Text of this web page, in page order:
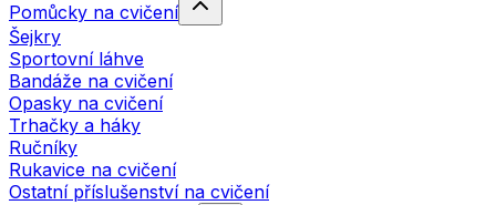
Pomůcky na cvičení
Šejkry
Sportovní láhve
Bandáže na cvičení
Opasky na cvičení
Trhačky a háky
Ručníky
Rukavice na cvičení
Ostatní příslušenství na cvičení